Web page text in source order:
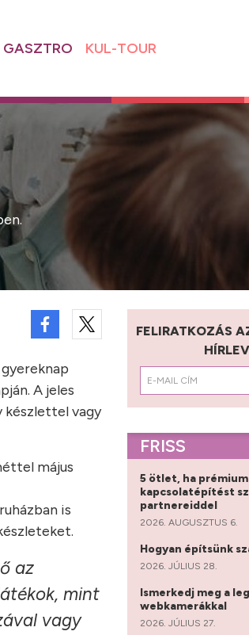
GASZTRO KUL-TOUR
A jeles
készlettel vagy
május
is
az
mint
vagy
FELIRATKOZÁS
FRISS
5 ötlet, ha
kapcsolatépítést
partnereiddel
2026. AUGUSZTUS 6.
Hogyan építsünk
2026. JÚLIUS 28.
Ismerkedj meg a
webkamerákkal
2026. JÚLIUS 27.